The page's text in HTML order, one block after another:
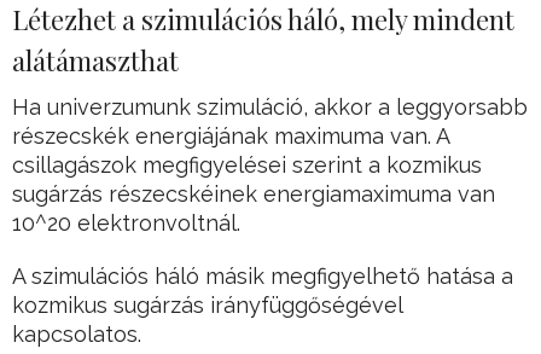
Létezhet a szimulációs háló, mely mindent
alátámaszthat
Ha univerzumunk szimuláció, akkor a leggyorsabb
részecskék energiájának maximuma van. A
csillagászok megfigyelései szerint a kozmikus
sugárzás részecskéinek energiamaximuma van
10^20 elektronvoltnál.
A szimulációs háló másik megfigyelhető hatása a
kozmikus sugárzás irányfüggőségével
kapcsolatos.